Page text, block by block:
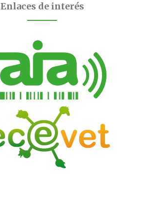
Enlaces de interés